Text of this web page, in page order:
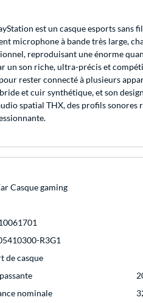
est un casque esports
microphone à bande très large,
reproduisant une énorme
un son riche, ultra-précis et
rester connecté à plusieurs
et cuir synthétique, et son
spatial THX, des profils
Casque gaming
R3G1
de casque
nominale